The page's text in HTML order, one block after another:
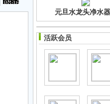
元旦水龙头净水
活跃会员